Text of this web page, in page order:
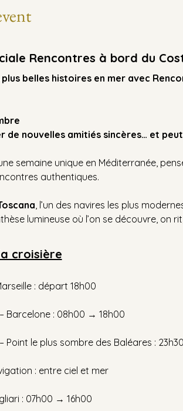
Rencontres à bord du
belles histoires en mer avec
de nouvelles amitiés sincères… et
semaine unique en Méditerranée,
authentiques.
, l’un des navires les plus
lumineuse où l’on se découvre, on
croisière
: départ 18h00
Barcelone : 08h00 → 18h00
Point le plus sombre des Baléares :
: entre ciel et mer
: 07h00 → 16h00